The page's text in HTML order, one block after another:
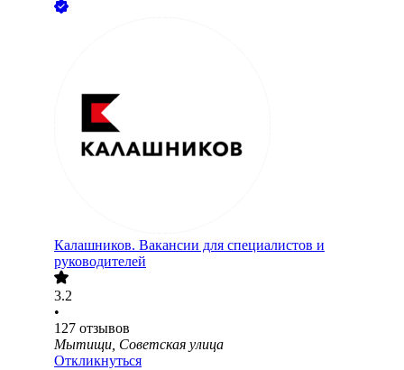
Калашников. Вакансии для специалистов и
руководителей
3.2
•
127 отзывов
Мытищи, Советская улица
Откликнуться